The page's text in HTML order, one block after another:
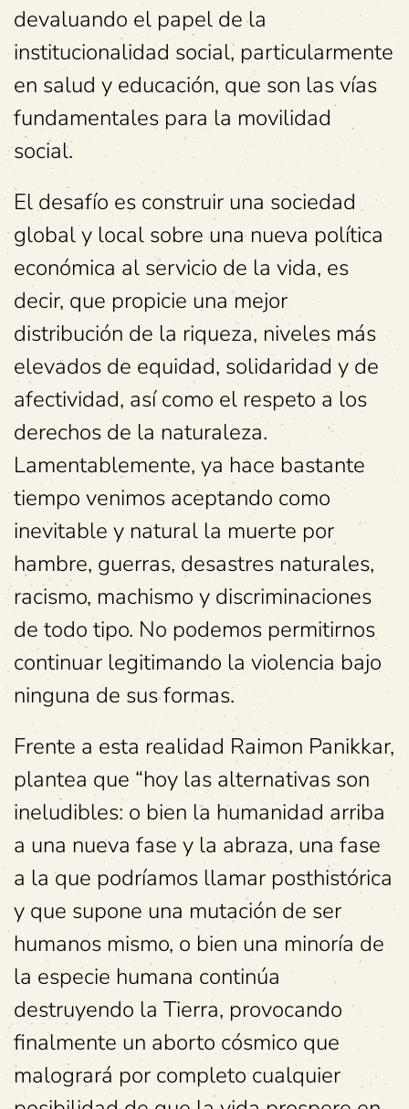
devaluando el papel de la
institucionalidad social, particularmente
en salud y educación, que son las vías
fundamentales para la movilidad
social.
El desafío es construir una sociedad
global y local sobre una nueva política
económica al servicio de la vida, es
decir, que propicie una mejor
distribución de la riqueza, niveles más
elevados de equidad, solidaridad y de
afectividad, así como el respeto a los
derechos de la naturaleza.
Lamentablemente, ya hace bastante
tiempo venimos aceptando como
inevitable y natural la muerte por
hambre, guerras, desastres naturales,
racismo, machismo y discriminaciones
de todo tipo. No podemos permitirnos
continuar legitimando la violencia bajo
ninguna de sus formas.
Frente a esta realidad Raimon Panikkar,
plantea que “hoy las alternativas son
ineludibles: o bien la humanidad arriba
a una nueva fase y la abraza, una fase
a la que podríamos llamar posthistórica
y que supone una mutación de ser
humanos mismo, o bien una minoría de
la especie humana continúa
destruyendo la Tierra, provocando
finalmente un aborto cósmico que
malogrará por completo cualquier